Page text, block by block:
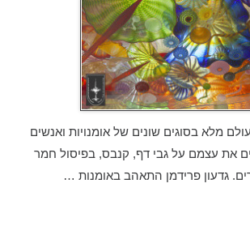
מלא בסוגים שונים של אומנויות ואנשים
את עצמם על גבי דף, קנבס, בפיסול חמר
גדעון פרידמן התאהב באומנות …